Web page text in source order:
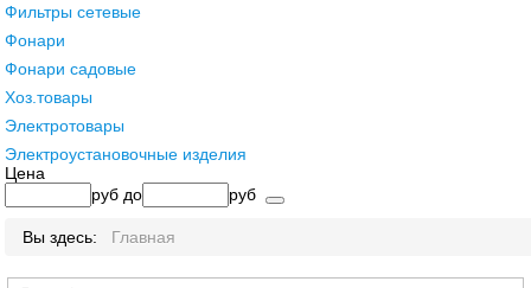
Фильтры сетевые
Фонари
Фонари садовые
Хоз.товары
Электротовары
Электроустановочные изделия
Цена
руб до руб
Вы здесь: Главная